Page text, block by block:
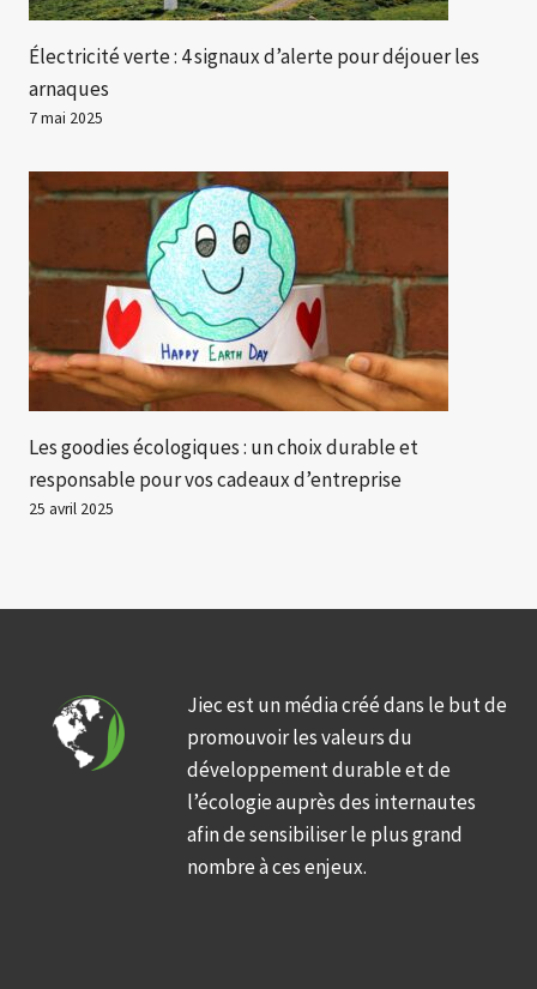
Électricité verte : 4 signaux d’alerte pour déjouer les
arnaques
7 mai 2025
Les goodies écologiques : un choix durable et
responsable pour vos cadeaux d’entreprise
25 avril 2025
Jiec est un média créé dans le but de
promouvoir les valeurs du
développement durable et de
l’écologie auprès des internautes
afin de sensibiliser le plus grand
nombre à ces enjeux.